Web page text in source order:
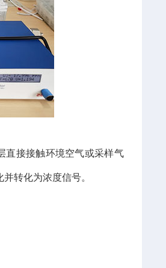
直接接触环境空气或采样气
转化为浓度信号。